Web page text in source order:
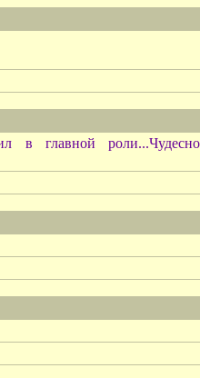
в главной